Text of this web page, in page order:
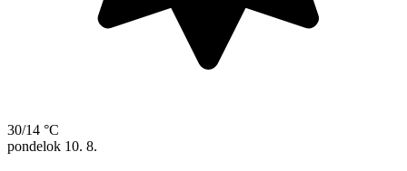
30/14 °C
pondelok 10. 8.